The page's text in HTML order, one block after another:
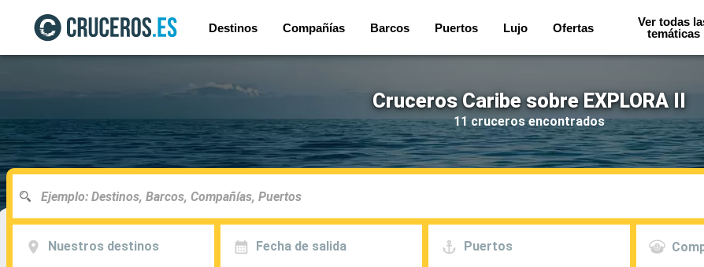
Destinos Compañías Barcos Puertos Lujo Ofertas
Ver todas
temáticas
Cruceros Caribe sobre EXPLORA II
11 cruceros encontrados
Nuestros destinos Fecha de salida Puertos